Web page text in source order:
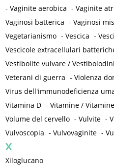
-Vaginite aerobica -Vaginite
Vaginosi batterica -Vaginosi
Vegetarianismo -Vescica -
Vescicole extracellulari
Vestibolite vulvare /
Veterani di guerra -Violenza
Virus dell'immunodeficienza
Vitamina D -Vitamine /
Volume del cervello -Vulvite -
Vulvoscopia -Vulvovaginite -
X
Xiloglucano